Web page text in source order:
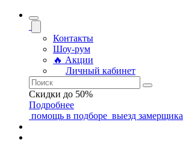
Контакты
Шоу-рум
🔥 Акции
Личный кабинет
Скидки до 50%
Подробнее
помощь в подборе выезд замерщика